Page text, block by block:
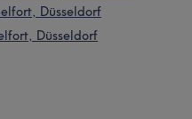
Düsseldorf
Düsseldorf